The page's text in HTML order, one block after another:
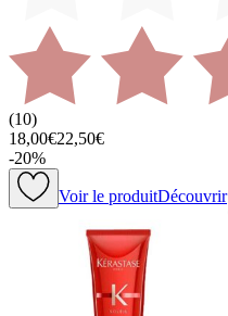
(10)
18,00€22,50€
-20%
Voir le produitDécouvrir